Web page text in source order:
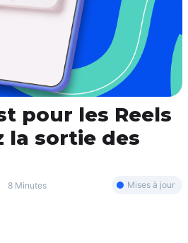
pour les Reels
sortie des
8 Minutes Mises à jour